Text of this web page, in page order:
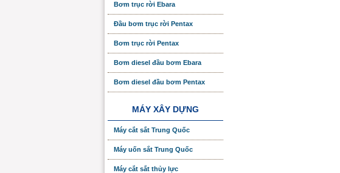
Bơm trục rời Ebara
Đầu bơm trục rời Pentax
Bơm trục rời Pentax
Bơm diesel đầu bơm Ebara
Bơm diesel đầu bơm Pentax
MÁY XÂY DỰNG
Máy cắt sắt Trung Quốc
Máy uốn sắt Trung Quốc
Máy cắt sắt thủy lực